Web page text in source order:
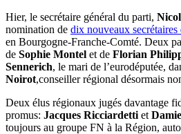
Hier, le secrétaire général du parti,
nomination de dix nouveaux secrétaires
en Bourgogne-Franche-Comté. Deux
de Sophie Montel et de Florian
Sennerich, le mari de l’eurodéputée,
Noirot,conseiller régional désormais
Deux élus régionaux jugés davantage
promus: Jacques Ricciardetti et
toujours au groupe FN à la Région,